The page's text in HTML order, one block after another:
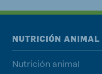
NUTRICIÓN ANIMAL
Nutrición animal